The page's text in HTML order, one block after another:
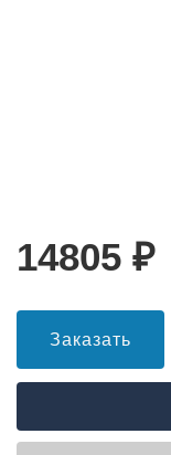
14805 ₽
Заказать